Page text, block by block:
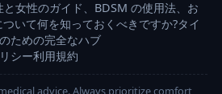
女性のガイド、BDSM の使用法、お
いて何を知っておくべきですか?タイ
ための完全なハブ
シー利用規約
advice. Always prioritize comfort,